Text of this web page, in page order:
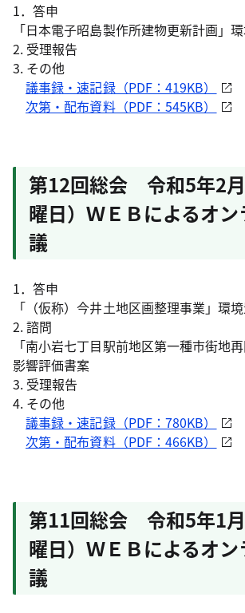
1．答申
「日本電子昭島製作所建物更新計画」
2. 受理報告
3. その他
議事録・速記録（PDF：419KB）
次第・配布資料（PDF：545KB）
第12回総会 令和5年2
曜日）ＷＥＢによるオ
議
1．答申
「（仮称）今井土地区画整理事業」環
2. 諮問
「南小岩七丁目駅前地区第一種市街地
影響評価書案
3. 受理報告
4. その他
議事録・速記録（PDF：780KB）
次第・配布資料（PDF：466KB）
第11回総会 令和5年1
曜日）ＷＥＢによるオ
議